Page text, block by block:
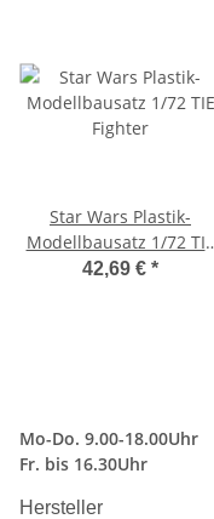
Star Wars Plastik-
Modellbausatz 1/72 TIE
Fighter
42,69 € *
Mo-Do. 9.00-18.00Uhr
Fr. bis 16.30Uhr
Hersteller